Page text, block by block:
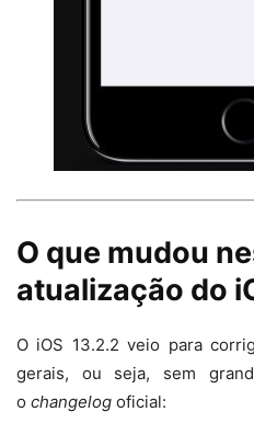
O que mudou
atualização do
O iOS 13.2.2 veio para
gerais, ou seja, sem
o changelog oficial: